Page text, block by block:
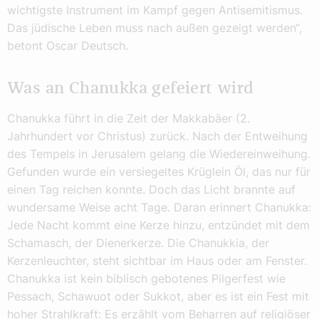
wichtigste Instrument im Kampf gegen Antisemitismus.
Das jüdische Leben muss nach außen gezeigt werden“,
betont Oscar Deutsch.
Was an Chanukka gefeiert wird
Chanukka führt in die Zeit der Makkabäer (2.
Jahrhundert vor Christus) zurück. Nach der Entweihung
des Tempels in Jerusalem gelang die Wiedereinweihung.
Gefunden wurde ein versiegeltes Krüglein Öl, das nur für
einen Tag reichen konnte. Doch das Licht brannte auf
wundersame Weise acht Tage. Daran erinnert Chanukka:
Jede Nacht kommt eine Kerze hinzu, entzündet mit dem
Schamasch, der Dienerkerze. Die Chanukkia, der
Kerzenleuchter, steht sichtbar im Haus oder am Fenster.
Chanukka ist kein biblisch gebotenes Pilgerfest wie
Pessach, Schawuot oder Sukkot, aber es ist ein Fest mit
hoher Strahlkraft: Es erzählt vom Beharren auf religiöser